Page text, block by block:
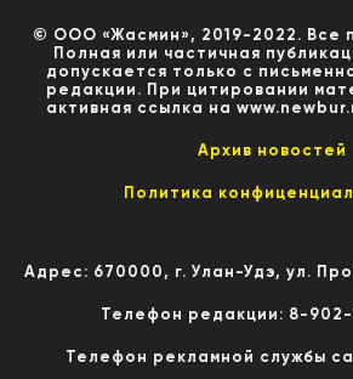
© ООО «Жасмин», 2019-2022. Все
Полная или частичная
допускается только с
редакции. При цитировании
активная ссылка на
Архив новостей
Политика
Адрес: 670000, г. Улан-Удэ, ул.
Телефон редакции: 8-902-
Телефон рекламной службы